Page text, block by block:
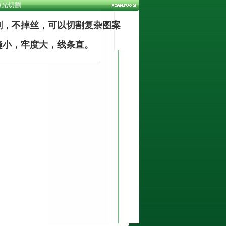
光切割
不掉丝，可以切割复杂图案
，牢度大，线条直。